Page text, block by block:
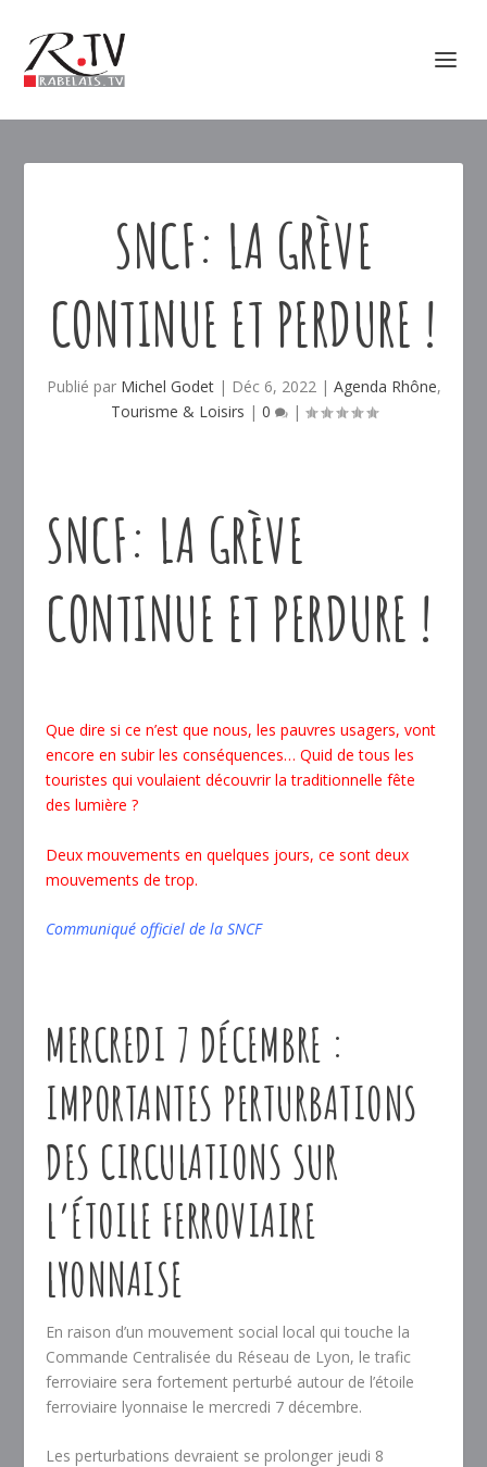
SNCF: LA GRÈVE
CONTINUE ET PERDURE !
Publié par Michel Godet| Déc 6, 2022| Agenda Rhône,
Tourisme & Loisirs | 0 |
SNCF: LA GRÈVE
CONTINUE ET PERDURE !
Que dire si ce n’est que nous, les pauvres usagers, vont
encore en subir les conséquences… Quid de tous les
touristes qui voulaient découvrir la traditionnelle fête
des lumière ?
Deux mouvements en quelques jours, ce sont deux
mouvements de trop.
Communiqué officiel de la SNCF
MERCREDI 7 DÉCEMBRE :
IMPORTANTES PERTURBATIONS
DES CIRCULATIONS SUR
L’ÉTOILE FERROVIAIRE
LYONNAISE
En raison d’un mouvement social local qui touche la
Commande Centralisée du Réseau de Lyon, le trafic
ferroviaire sera fortement perturbé autour de l’étoile
ferroviaire lyonnaise le mercredi 7 décembre.
Les perturbations devraient se prolonger jeudi 8